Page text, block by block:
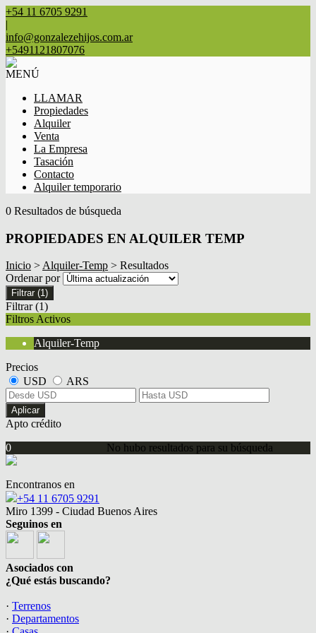
+54 11 6705 9291
|
info@gonzalezehijos.com.ar
+5491121807076
MENÚ
LLAMAR
Propiedades
Alquiler
Venta
La Empresa
Tasación
Contacto
Alquiler temporario
0 Resultados de búsqueda
PROPIEDADES EN ALQUILER TEMP
Inicio >Alquiler-Temp > Resultados
Ordenar por
Filtrar (1)
Filtrar (1)
Filtros Activos
Alquiler-Temp
Precios
USD
ARS
Aplicar
Apto crédito
No hubo resultados para su búsqueda
0
Encontranos en
+54 11 6705 9291
Miro 1399 - Ciudad Buenos Aires
Seguinos en
Asociados con
¿Qué estás buscando?
· Terrenos
· Departamentos